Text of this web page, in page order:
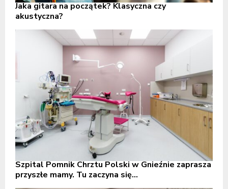
Jaka gitara na początek? Klasyczna czy
akustyczna?
Szpital Pomnik Chrztu Polski w Gnieźnie zaprasza
przyszłe mamy. Tu zaczyna się...